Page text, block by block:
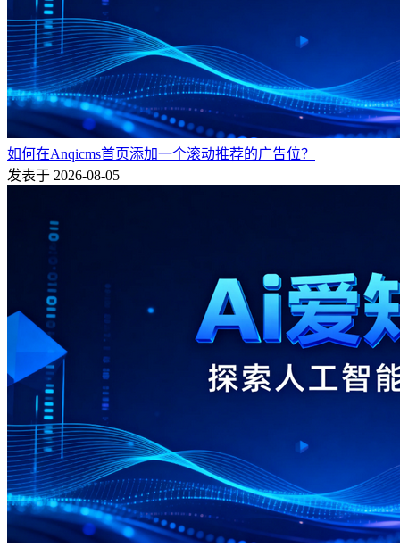
如何在Anqicms首页添加一个滚动推荐的广告位？
发表于 2026-08-05